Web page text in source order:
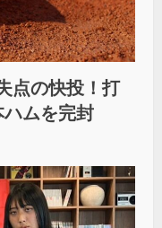
点の快投！打
ムを完封